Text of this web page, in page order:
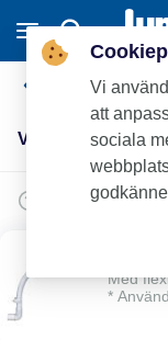
Vattenlås och
Vattenlås och
Med
*
Vi
att
sociala